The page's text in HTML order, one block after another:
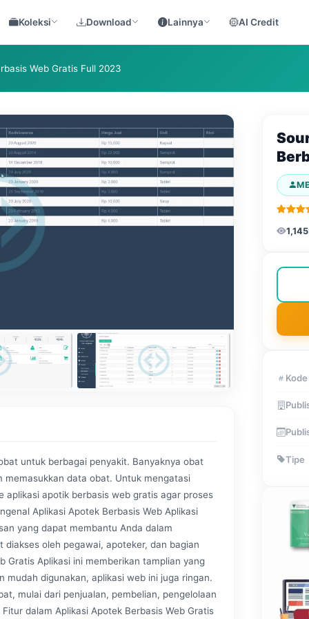
Koleksi Download Lainnya AI Credit
Web Gratis Full 2023
untuk berbagai penyakit. Banyaknya obat
data obat. Untuk mengatasi
apotik berbasis web gratis agar proses
Aplikasi Apotek Berbasis Web Aplikasi
yang dapat membantu Anda dalam
oleh pegawai, apoteker, dan bagian
Gratis Aplikasi ini memberikan tamplian yang
digunakan, aplikasi web ini juga ringan.
mulai dari penjualan, pembelian, pengelolaan
dalam Aplikasi Apotek Berbasis Web Gratis
1,145
Kode
Tipe